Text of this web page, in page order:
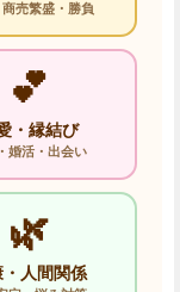
商売繁盛・勝負
💕
・縁結び
婚活・出会い
🌿
人間関係